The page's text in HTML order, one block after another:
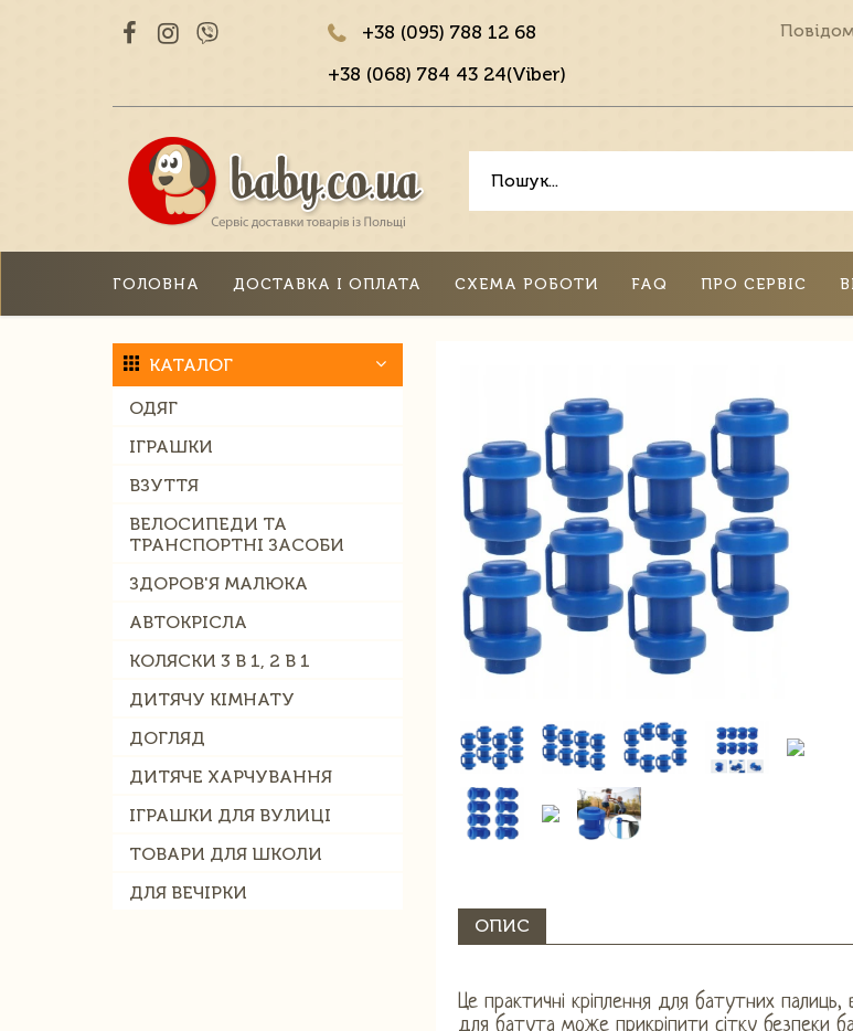
+38 (095) 788 12 68
+38 (068) 784 43 24(Viber)
ГОЛОВНА ДОСТАВКА І ОПЛАТА СХЕМА РОБОТИ FAQ ПРО СЕРВІС
КАТАЛОГ
ОДЯГ
ІГРАШКИ
ВЗУТТЯ
ВЕЛОСИПЕДИ ТА
ТРАНСПОРТНІ ЗАСОБИ
ЗДОРОВ'Я МАЛЮКА
АВТОКРІСЛА
КОЛЯСКИ 3 В 1, 2 В 1
ДИТЯЧУ КІМНАТУ
ДОГЛЯД
ДИТЯЧЕ ХАРЧУВАННЯ
ІГРАШКИ ДЛЯ ВУЛИЦІ
ТОВАРИ ДЛЯ ШКОЛИ
ДЛЯ ВЕЧІРКИ
ОПИС
Це практичні кріплення для батутних палиць,
для батута може прикріпити сітку безпеки